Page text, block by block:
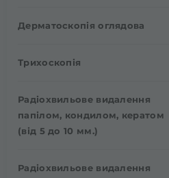
Дерматоскопія оглядова
Трихоскопія
Радіохвильове видалення
папілом, кондилом, кератом
(від 5 до 10 мм.)
Радіохвильове видалення